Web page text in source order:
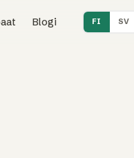
Blogi FI SV